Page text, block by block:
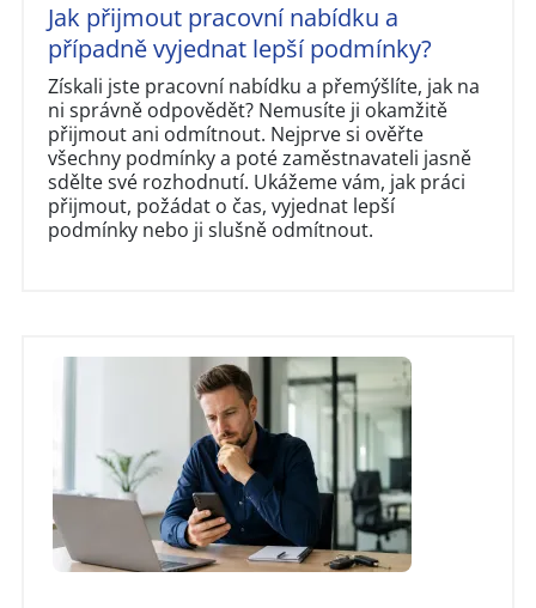
Jak přijmout pracovní nabídku a
případně vyjednat lepší podmínky?
Získali jste pracovní nabídku a přemýšlíte, jak na
ni správně odpovědět? Nemusíte ji okamžitě
přijmout ani odmítnout. Nejprve si ověřte
všechny podmínky a poté zaměstnavateli jasně
sdělte své rozhodnutí. Ukážeme vám, jak práci
přijmout, požádat o čas, vyjednat lepší
podmínky nebo ji slušně odmítnout.